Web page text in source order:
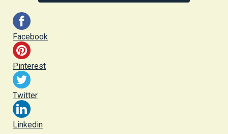
Facebook
Pinterest
Twitter
Linkedin